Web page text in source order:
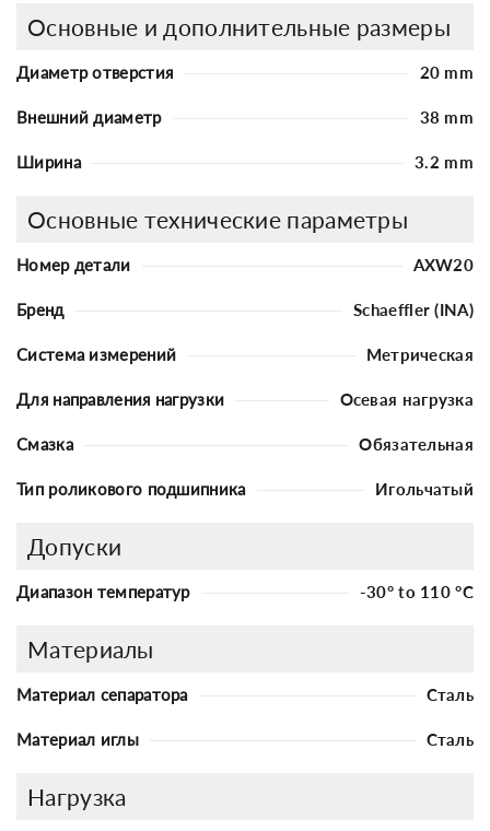
Основные и дополнительные размеры
Диаметр отверстия 20 mm
Внешний диаметр 38 mm
Ширина 3.2 mm
Основные технические параметры
Номер детали AXW20
Бренд Schaeffler (INA)
Система измерений Метрическая
Для направления нагрузки Осевая нагрузка
Смазка Обязательная
Тип роликового подшипника Игольчатый
Допуски
Диапазон температур -30° to 110 °C
Материалы
Материал сепаратора Сталь
Материал иглы Сталь
Нагрузка